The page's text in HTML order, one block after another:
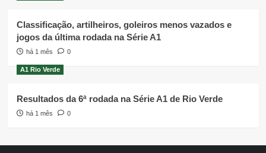
Classificação, artilheiros, goleiros menos vazados e
jogos da última rodada na Série A1
há 1 mês 0
A1 Rio Verde
Resultados da 6ª rodada na Série A1 de Rio Verde
há 1 mês 0